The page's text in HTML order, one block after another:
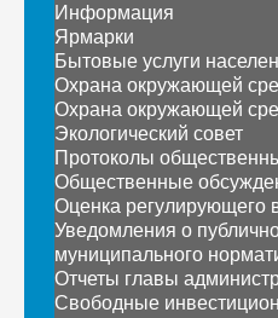
Информация
Ярмарки
Бытовые услуги
Охрана окружающей
Охрана окружающей
Экологический совет
Протоколы
Общественные
Оценка регулирующего
Уведомления о
муниципального
Отчеты главы
Свободные